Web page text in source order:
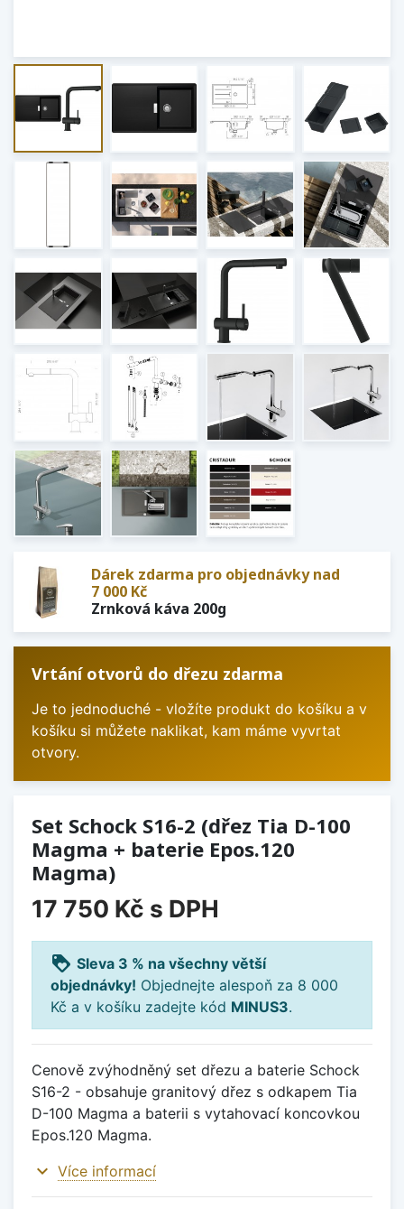
Dárek zdarma pro objednávky nad
7 000 Kč
Zrnková káva 200g
Vrtání otvorů do dřezu zdarma
Je to jednoduché - vložíte produkt do košíku a v
košíku si můžete naklikat, kam máme vyvrtat
otvory.
Set Schock S16-2 (dřez Tia D-100
Magma + baterie Epos.120
Magma)
17 750 Kč s DPH
loyalty Sleva 3 % na všechny větší
objednávky! Objednejte alespoň za 8 000
Kč a v košíku zadejte kód MINUS3.
Cenově zvýhodněný set dřezu a baterie Schock
S16-2 - obsahuje granitový dřez s odkapem Tia
D-100 Magma a baterii s vytahovací koncovkou
Epos.120 Magma.
expand_more Více informací